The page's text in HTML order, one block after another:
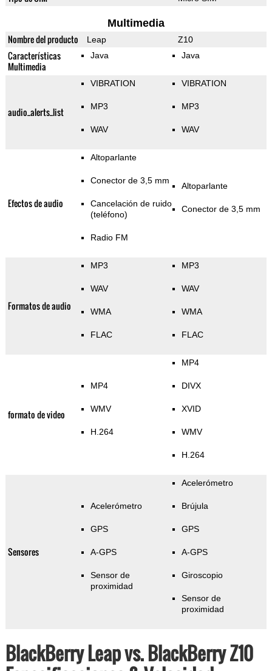
Multimedia
Nombre del producto Leap Z10
Características
Multimedia
Java Java
audio_alerts_list
VIBRATION
MP3
WAV
VIBRATION
MP3
WAV
Efectos de audio
Altoparlante
Conector de 3,5 mm
Cancelación de ruido
(teléfono)
Radio FM
Altoparlante
Conector de 3,5 mm
Formatos de audio
MP3
WAV
WMA
FLAC
MP3
WAV
WMA
FLAC
formato de video
MP4
WMV
H.264
MP4
DIVX
XVID
WMV
H.264
Sensores
Acelerómetro
GPS
A-GPS
Sensor de
proximidad
Acelerómetro
Brújula
GPS
A-GPS
Giroscopio
Sensor de
proximidad
BlackBerry Leap vs. BlackBerry Z10